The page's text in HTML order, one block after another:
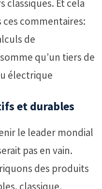
classiques. Et cela
ces commentaires:
de
qu’un tiers de
électrique
et durables
le leader mondial
pas en vain.
des produits
classique.